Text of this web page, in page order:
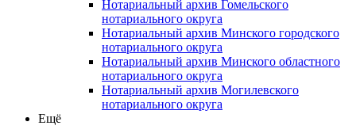
Нотариальный архив Гомельского
нотариального округа
Нотариальный архив Минского городского
нотариального округа
Нотариальный архив Минского областного
нотариального округа
Нотариальный архив Могилевского
нотариального округа
Ещё